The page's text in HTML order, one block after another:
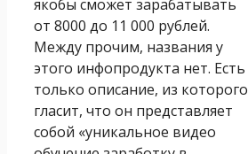
якобы сможет зарабатывать
от 8000 до 11 000 рублей.
Между прочим, названия у
этого инфопродукта нет. Есть
только описание, из которого
гласит, что он представляет
собой «уникальное видео